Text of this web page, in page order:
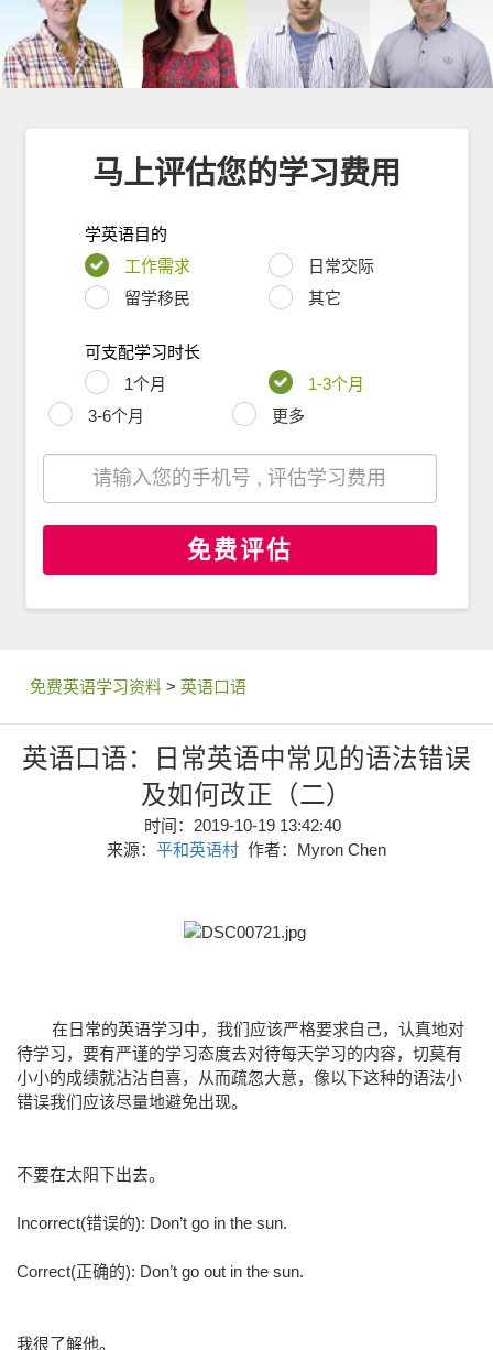
马上评估您的学习费用
学英语目的
工作需求
日常交际
留学移民
其它
可支配学习时长
1个月
1-3个月
3-6个月
更多
免费评估
免费英语学习资料> 英语口语
英语口语：日常英语中常见的语法错误
及如何改正（二）
时间：2019-10-19 13:42:40
来源： 平和英语村 作者：Myron Chen
在日常的英语学习中，我们应该严格要求自己，认真地对
待学习，要有严谨的学习态度去对待每天学习的内容，切莫有
小小的成绩就沾沾自喜，从而疏忽大意，像以下这种的语法小
错误我们应该尽量地避免出现。
不要在太阳下出去。
Incorrect(错误的): Don’t go in the sun.
Correct(正确的): Don’t go out in the sun.
我很了解他。